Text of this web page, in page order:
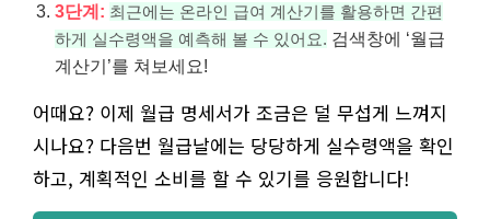
3단계: 최근에는 온라인 급여 계산기를 활용하면 간편
하게 실수령액을 예측해 볼 수 있어요. 검색창에 ‘월급
계산기’를 쳐보세요!
어때요? 이제 월급 명세서가 조금은 덜 무섭게 느껴지
시나요? 다음번 월급날에는 당당하게 실수령액을 확인
하고, 계획적인 소비를 할 수 있기를 응원합니다!